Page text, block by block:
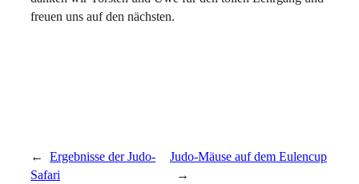
freuen uns auf den nächsten.
←
Ergebnisse der Judo-
Safari
Judo-Mäuse auf dem Eulencup
→